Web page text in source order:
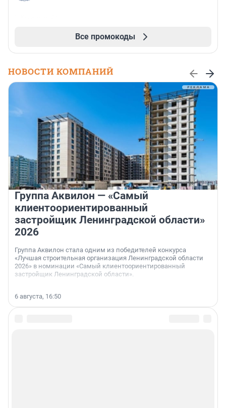
Все промокоды
НОВОСТИ КОМПАНИЙ
Группа Аквилон — «Самый
клиентоориентированный
застройщик Ленинградской области»
2026
Группа Аквилон стала одним из победителей конкурса
«Лучшая строительная организация Ленинградской области
2026» в номинации «Самый клиентоориентированный
застройщик Ленинградской области».
6 августа, 16:50